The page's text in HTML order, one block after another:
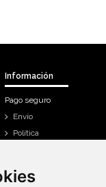
Información
Pago seguro
Envío
Política
Historial de